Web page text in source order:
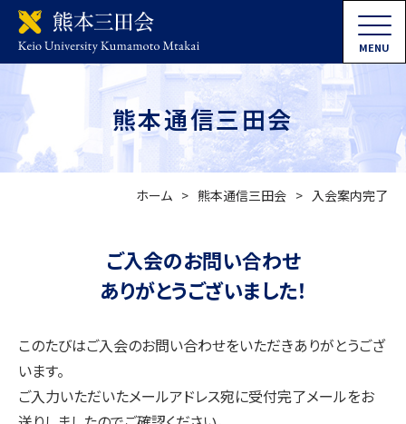
MENU
熊本通信三田会
ホーム 熊本通信三田会 入会案内完了
ご入会のお問い合わせ
ありがとうございました！
このたびはご入会のお問い合わせをいただきありがとうござ
います。
ご入力いただいたメールアドレス宛に受付完了メールをお